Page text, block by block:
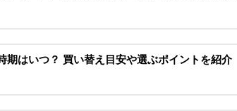
期はいつ？ 買い替え目安や選ぶポイントを紹介